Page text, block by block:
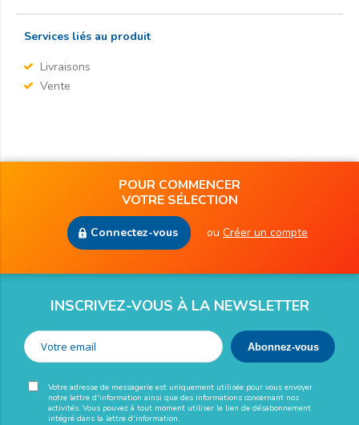
Services liés au produit
Livraisons
Vente
POUR COMMENCER
VOTRE SÉLECTION
Connectez-vous ou Créer un compte
INSCRIVEZ-VOUS À LA NEWSLETTER
Votre adresse de messagerie est uniquement utilisée pour vous envoyer
notre lettre d'information ainsi que des informations concernant nos
activités. Vous pouvez à tout moment utiliser le lien de désabonnement
intégré dans la lettre d'information.